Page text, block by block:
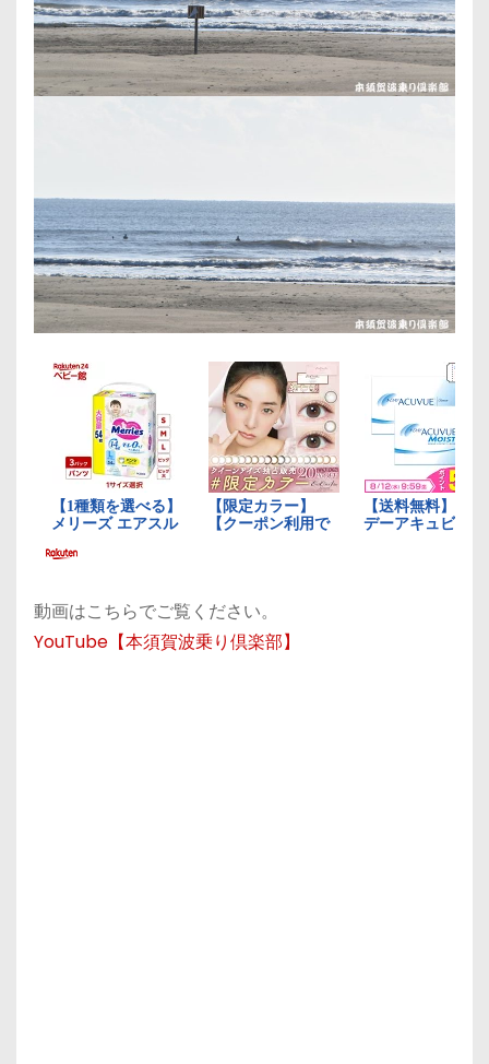
動画はこちらでご覧ください。
YouTube【本須賀波乗り倶楽部】